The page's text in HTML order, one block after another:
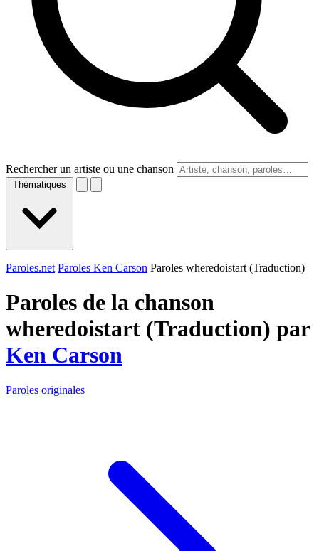
Rechercher un artiste ou une chanson
Thématiques
Paroles.net Paroles Ken Carson Paroles wheredoistart (Traduction)
Paroles de la chanson
wheredoistart (Traduction) par
Ken Carson
Paroles originales